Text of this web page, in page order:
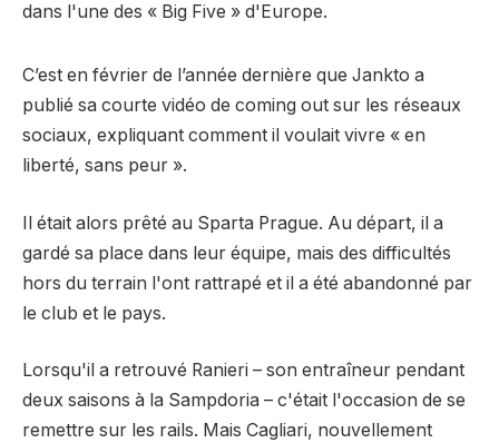
dans l'une des « Big Five » d'Europe.
C’est en février de l’année dernière que Jankto a
publié sa courte vidéo de coming out sur les réseaux
sociaux, expliquant comment il voulait vivre « en
liberté, sans peur ».
Il était alors prêté au Sparta Prague. Au départ, il a
gardé sa place dans leur équipe, mais des difficultés
hors du terrain l'ont rattrapé et il a été abandonné par
le club et le pays.
Lorsqu'il a retrouvé Ranieri – son entraîneur pendant
deux saisons à la Sampdoria – c'était l'occasion de se
remettre sur les rails. Mais Cagliari, nouvellement